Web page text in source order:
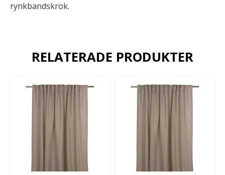
rynkbandskrok.
RELATERADE PRODUKTER